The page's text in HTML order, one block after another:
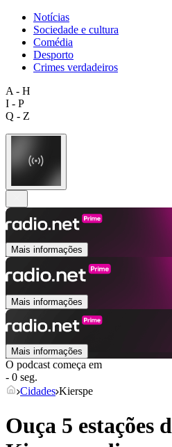
Notícias
Sociedade e cultura
Comédia
Desporto
Crimes verdadeiros
A - H
I - P
Q - Z
Mais informações
Mais informações
Mais informações
O podcast começa em
- 0 seg.
Cidades Kierspe
Ouça 5 estações